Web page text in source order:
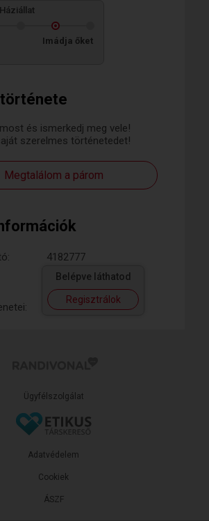
és ismerkedj meg vele!
szerelmes történetedet!
Megtalálom a párom
4182777
Belépve láthatod
Regisztrálok
Háziállat
Imádja őket
Ügyfélszolgálat
ÁSZF
Adatvédelem
Cookiek